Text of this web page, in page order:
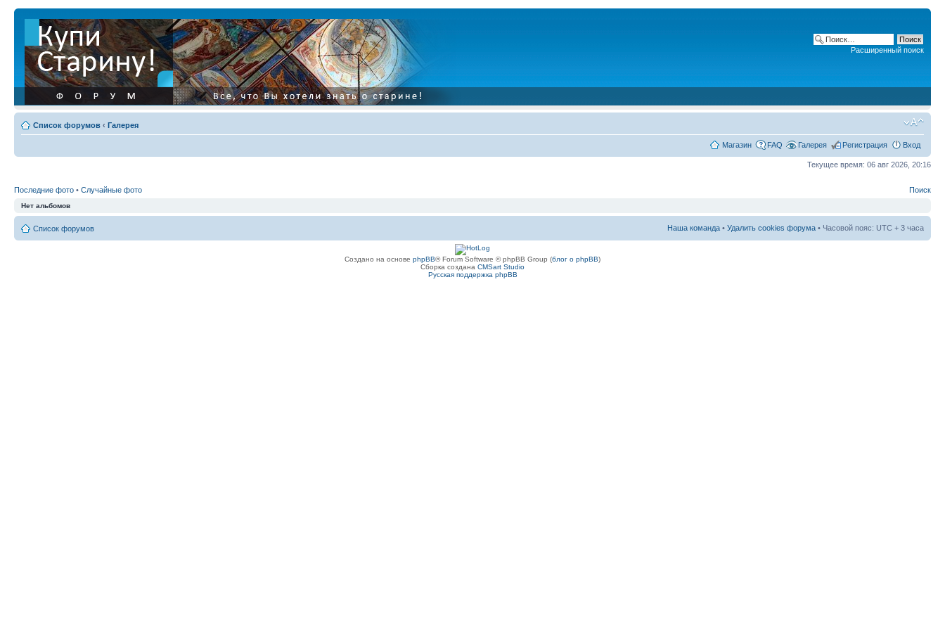
Расширенный поиск
Список форумов ‹ Галерея
Магазин FAQ Галерея Регистрация Вход
Текущее время: 06 авг 2026, 20:16
Последние фото • Случайные фото Поиск
Нет альбомов
Список форумов Наша команда • Удалить cookies форума • Часовой пояс: UTC + 3 часа
Создано на основе phpBB® Forum Software © phpBB Group (блог о phpBB)
Сборка создана CMSart Studio
Русская поддержка phpBB